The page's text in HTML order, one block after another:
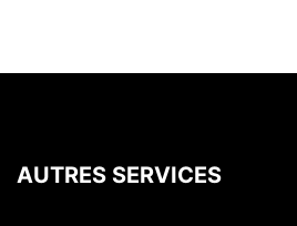
AUTRES SERVICES